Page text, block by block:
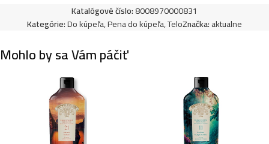
Katalógové číslo:8008970000831
Kategórie:Do kúpeľa,Pena do kúpeľa,TeloZnačka:aktualne
Mohlo by sa Vám páčiť